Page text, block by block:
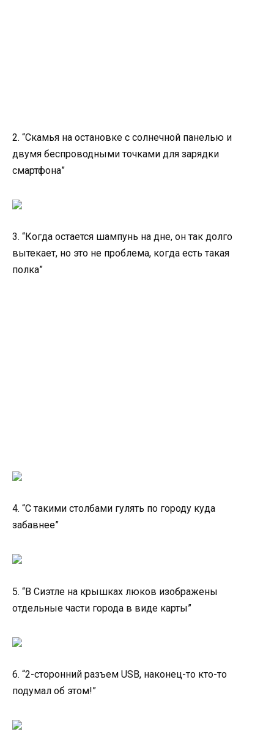
2. “Скамья на остановке с солнечной панелью и
двумя беспроводными точками для зарядки
смартфона”
3. “Когда остается шампунь на дне, он так долго
вытекает, но это не проблема, когда есть такая
полка”
4. “С такими столбами гулять по городу куда
забавнее”
5. “В Сиэтле на крышках люков изображены
отдельные части города в виде карты”
6. “2-сторонний разъем USB, наконец-то кто-то
подумал об этом!”